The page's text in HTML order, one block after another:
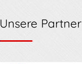
Unsere Partner